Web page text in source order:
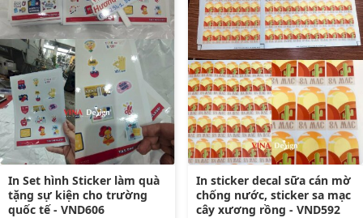
In Set hình Sticker làm quà
tặng sự kiện cho trường
quốc tế - VND606
In sticker decal sữa cán mờ
chống nước, sticker sa mạc
cây xương rồng - VND592